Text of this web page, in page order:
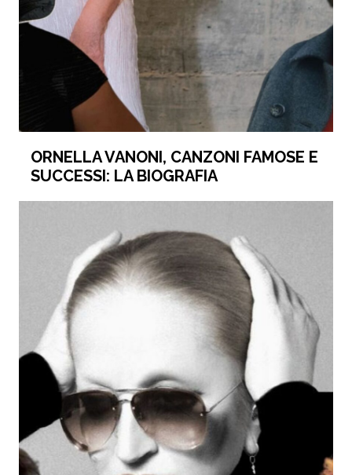
ORNELLA VANONI, CANZONI FAMOSE E
SUCCESSI: LA BIOGRAFIA